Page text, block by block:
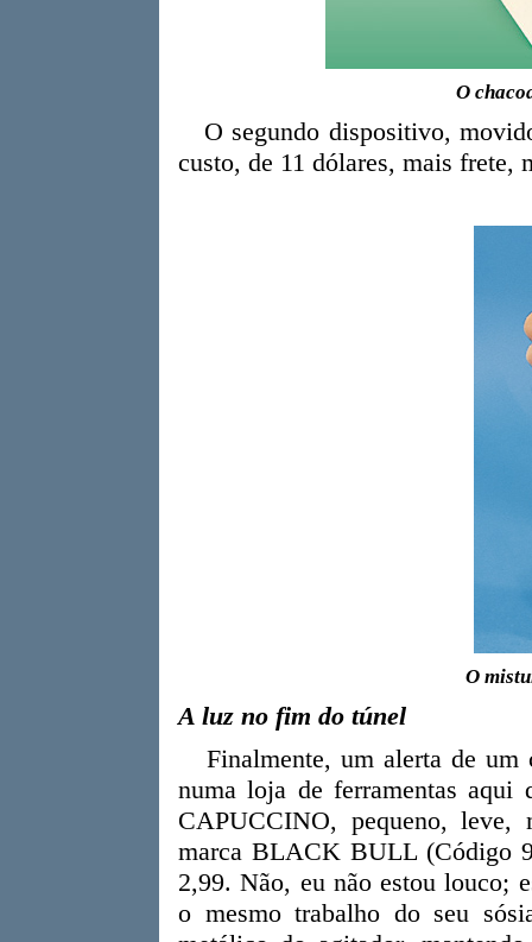
O
O segundo dispositivo,
custo, de 11 dólares, mais frete,
O
A luz no fim do túnel
Finalmente, um alerta de um
numa loja de ferramentas
CAPUCCINO, pequeno,
marca BLACK BULL (Código
2,99. Não, eu não estou louco;
o mesmo trabalho do seu